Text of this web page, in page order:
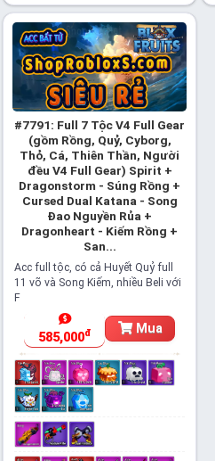
#7791: Full 7 Tộc V4 Full Gear
(gồm Rồng, Quỷ, Cyborg,
Thỏ, Cá, Thiên Thần, Người
đều V4 Full Gear) Spirit +
Dragonstorm - Súng Rồng +
Cursed Dual Katana - Song
Đao Nguyền Rủa +
Dragonheart - Kiếm Rồng +
San...
Acc full tộc, có cả Huyết Quỷ full
11 võ và Song Kiếm, nhiều Beli với
F
585,000đ Mua